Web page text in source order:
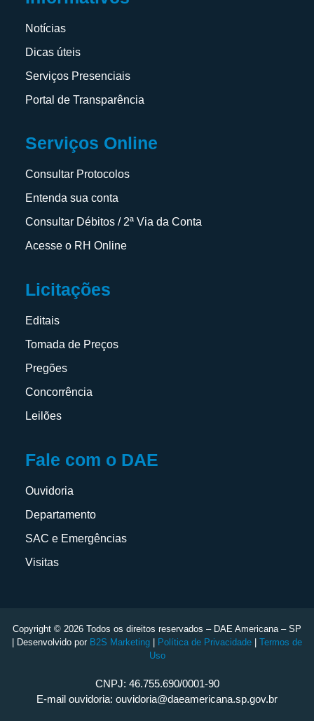
Notícias
Dicas úteis
Serviços Presenciais
Portal de Transparência
Serviços Online
Consultar Protocolos
Entenda sua conta
Consultar Débitos / 2ª Via da Conta
Acesse o RH Online
Licitações
Editais
Tomada de Preços
Pregões
Concorrência
Leilões
Fale com o DAE
Ouvidoria
Departamento
SAC e Emergências
Visitas
Copyright © 2026 Todos os direitos reservados – DAE Americana – SP
| Desenvolvido por B2S Marketing Política de Privacidade
Termos de
Uso
CNPJ: 46.755.690/0001-90
E-mail ouvidoria: ouvidoria@daeamericana.sp.gov.br